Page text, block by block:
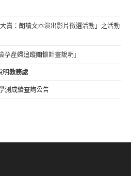
賞：朗讀文本演出影片徵選活動」之活動
產婦追蹤關懷計畫說明」
明教務處
測成績查詢公告